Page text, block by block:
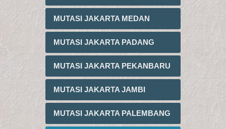
MUTASI JAKARTA MEDAN
MUTASI JAKARTA PADANG
MUTASI JAKARTA PEKANBARU
MUTASI JAKARTA JAMBI
MUTASI JAKARTA PALEMBANG